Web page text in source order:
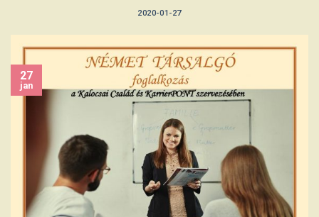
2020-01-27
27
jan